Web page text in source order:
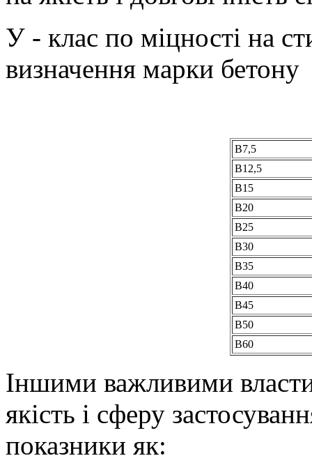
У - клас по міцності на
визначення марки бетону
В7,5
В12,5
В15
В20
В25
В30
В35
В40
В45
В50
В60
Іншими важливими
якість і сферу
показники як: